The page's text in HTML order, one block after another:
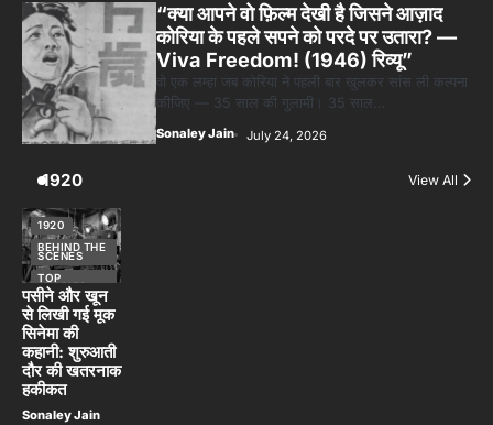
“क्या आपने वो फ़िल्म देखी है जिसने आज़ाद
कोरिया के पहले सपने को परदे पर उतारा? —
Viva Freedom! (1946) रिव्यू”
वो एक लम्हा जब कोरिया ने पहली बार खुलकर सांस ली कल्पना
कीजिए — 35 साल की गुलामी। 35 साल…
Sonaley Jain July 24, 2026
1920 View All
1920
BEHIND THE
SCENES
TOP
STORIES
पसीने और खून
से लिखी गई मूक
सिनेमा की
कहानी: शुरुआती
दौर की खतरनाक
हकीकत
Sonaley Jain